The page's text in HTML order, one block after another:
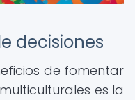
decisiones
de fomentar
es la